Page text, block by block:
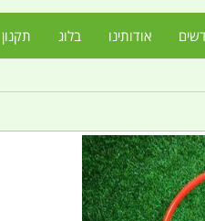
אודותינו בלוג תקנון